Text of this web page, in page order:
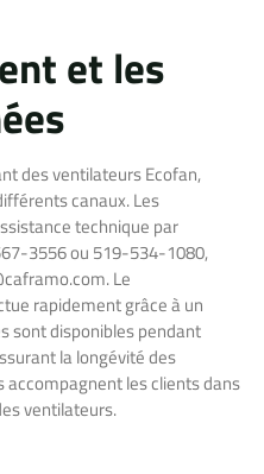
et les
des ventilateurs Ecofan,
canaux. Les
technique par
3556 ou 519-534-1080,
. Le
rapidement grâce à un
sont disponibles pendant
la longévité des
les clients dans
ventilateurs.